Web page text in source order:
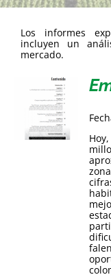
Los informes
incluyen un
mercado.